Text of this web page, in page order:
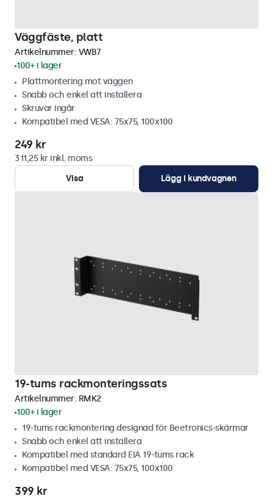
Väggfäste, platt
Artikelnummer: VWB7
100+ i lager
Plattmontering mot väggen
Snabb och enkel att installera
Skruvar ingår
Kompatibel med VESA: 75x75, 100x100
249 kr
311,25 kr inkl. moms
Visa
Lägg i kundvagnen
19-tums rackmonteringssats
Artikelnummer: RMK2
100+ i lager
19-tums rackmontering designad för Beetronics-skärmar
Snabb och enkel att installera
Kompatibel med standard EIA 19-tums rack
Kompatibel med VESA: 75x75, 100x100
399 kr